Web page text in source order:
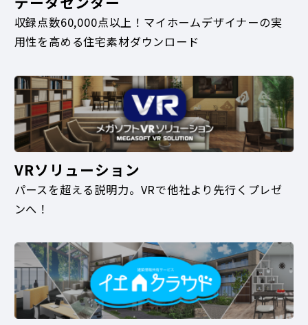
収録点数60,000点以上！マイホームデザイナーの実
用性を高める住宅素材ダウンロード
VRソリューション
パースを超える説明力。VRで他社より先行くプレゼ
ンへ！